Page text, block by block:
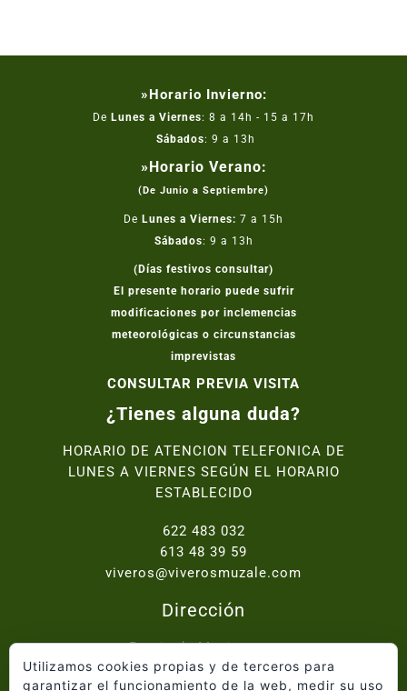
»Horario Invierno:
De Lunes a Viernes: 8 a 14h - 15 a 17h
Sábados: 9 a 13h
»Horario Verano:
(De Junio a Septiembre)
De Lunes a Viernes: 7 a 15h
Sábados: 9 a 13h
(Días festivos consultar)
El presente horario puede sufrir
modificaciones por inclemencias
meteorológicas o circunstancias
imprevistas
CONSULTAR PREVIA VISITA
¿Tienes alguna duda?
HORARIO DE ATENCION TELEFONICA DE
LUNES A VIERNES SEGÚN EL HORARIO
ESTABLECIDO
622 483 032
613 48 39 59
viveros@viverosmuzale.com
Dirección
Paraje de Macitavera,
Ctra. Abanilla - Fortuna km.2, 30640 Abanilla
Utilizamos cookies propias y de terceros para
garantizar el funcionamiento de la web, medir su uso